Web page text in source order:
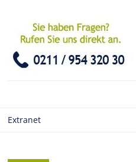
Extranet